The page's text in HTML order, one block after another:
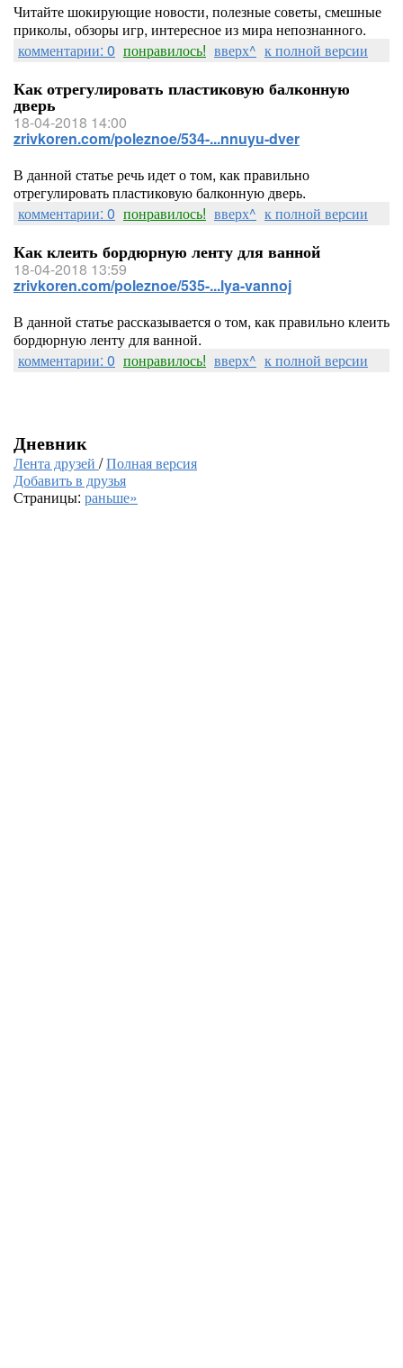
Читайте шокирующие новости, полезные советы, смешные
приколы, обзоры игр, интересное из мира непознанного.
комментарии: 0 понравилось! вверх^ к полной версии
Как отрегулировать пластиковую балконную
дверь
18-04-2018 14:00
zrivkoren.com/poleznoe/534-...nnuyu-dver
В данной статье речь идет о том, как правильно
отрегулировать пластиковую балконную дверь.
комментарии: 0 понравилось! вверх^ к полной версии
Как клеить бордюрную ленту для ванной
18-04-2018 13:59
zrivkoren.com/poleznoe/535-...lya-vannoj
В данной статье рассказывается о том, как правильно клеить
бордюрную ленту для ванной.
комментарии: 0 понравилось! вверх^ к полной версии
Дневник
Лента друзей /Полная версия
Добавить в друзья
Страницы: раньше»